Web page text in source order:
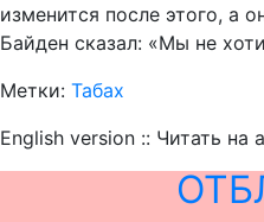
изменится после этого, а
Байден сказал: «Мы не
Метки: Табах
English version :: Читать на